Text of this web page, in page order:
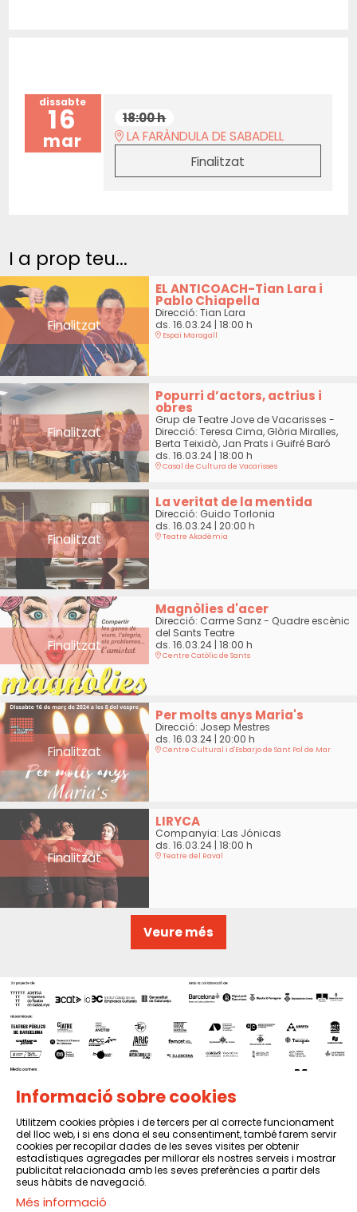
dissabte
16
mar
18:00 h
LA FARÀNDULA DE SABADELL
Finalitzat
I a prop teu...
Finalitzat
EL ANTICOACH-Tian Lara i
Pablo Chiapella
Direcció: Tian Lara
ds. 16.03.24| 18:00 h
Espai Maragall
Finalitzat
Popurri d’actors, actrius i
obres
Grup de Teatre Jove de Vacarisses -
Direcció: Teresa Cima, Glòria Miralles,
Berta Teixidò, Jan Prats i Guifré Baró
ds. 16.03.24| 18:00 h
Casal de Cultura de Vacarisses
Finalitzat
La veritat de la mentida
Direcció: Guido Torlonia
ds. 16.03.24| 20:00 h
Teatre Akadèmia
Finalitzat
Magnòlies d'acer
Direcció: Carme Sanz - Quadre escènic
del Sants Teatre
ds. 16.03.24| 18:00 h
Centre Catòlic de Sants
Finalitzat
Per molts anys Maria's
Direcció: Josep Mestres
ds. 16.03.24| 20:00 h
Centre Cultural i d'Esbarjo de Sant Pol de Mar
Finalitzat
LIRYCA
Companyia: Las Jónicas
ds. 16.03.24| 18:00 h
Teatre del Raval
Veure més
Sitemap | Avís Legal | Política de privacitat | Contactar
Informació sobre cookies
Utilitzem cookies pròpies i de tercers per al correcte funcionament
del lloc web, i si ens dona el seu consentiment, també farem servir
cookies per recopilar dades de les seves visites per obtenir
estadístiques agregades per millorar els nostres serveis i mostrar
publicitat relacionada amb les seves preferències a partir dels
seus hàbits de navegació.
Més informació